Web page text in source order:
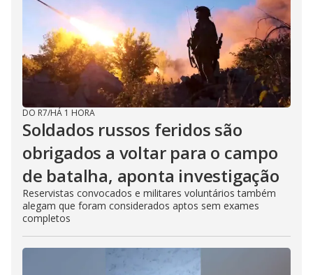
DO R7/HÁ 1 HORA
Soldados russos feridos são
obrigados a voltar para o campo
de batalha, aponta investigação
Reservistas convocados e militares voluntários também
alegam que foram considerados aptos sem exames
completos